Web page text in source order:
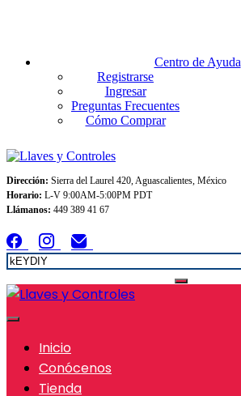
Centro de Ayuda
Registrarse
Ingresar
Preguntas Frecuentes
Cómo Comprar
Dirección: Sierra del Laurel 420, Aguascalientes, México
Horario: L-V 9:00AM-5:00PM PDT
Llámanos: 449 389 41 67
Inicio
Conócenos
Tienda